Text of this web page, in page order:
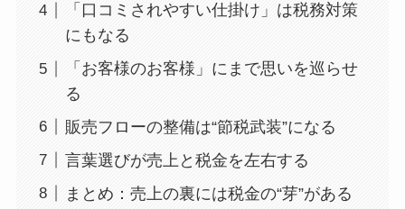
「口コミされやすい仕掛け」は税務対策
にもなる
「お客様のお客様」にまで思いを巡らせ
る
販売フローの整備は“節税武装”になる
言葉選びが売上と税金を左右する
まとめ：売上の裏には税金の“芽”がある